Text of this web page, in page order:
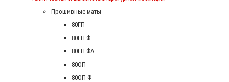
Прошивные маты
80ГП
80ГП Ф
80ГП ФА
80ОП
80ОП Ф